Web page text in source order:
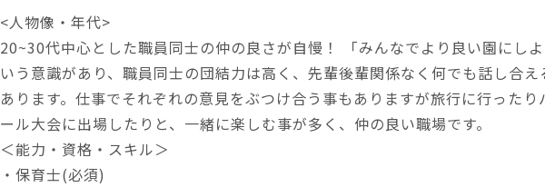
<人物像・年代>
20~30代中心とした職員同士の仲の良さが自慢！ 「みんなでより良い園にし
いう意識があり、職員同士の団結力は高く、先輩後輩関係なく何でも話し合え
あります。仕事でそれぞれの意見をぶつけ合う事もありますが旅行に行ったり
ール大会に出場したりと、一緒に楽しむ事が多く、仲の良い職場です。
＜能力・資格・スキル＞
・保育士(必須)